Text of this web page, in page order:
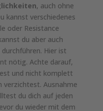
, auch ohne
kannst verschiedenes
oder Resistance
du aber auch
Hier ist
nötig. Achte darauf,
und nicht komplett
verzichtest. Ausnahme
du dich auf jeden
du wieder mit dem